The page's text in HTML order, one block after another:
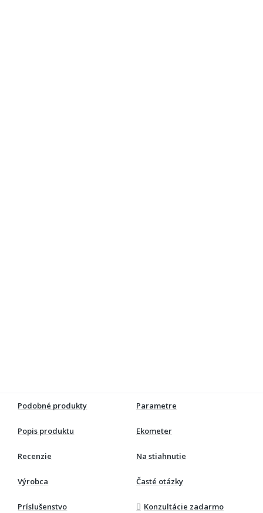
Podobné produkty Parametre
Popis produktu Ekometer
Recenzie Na stiahnutie
Výrobca Časté otázky
Príslušenstvo Konzultácie zadarmo